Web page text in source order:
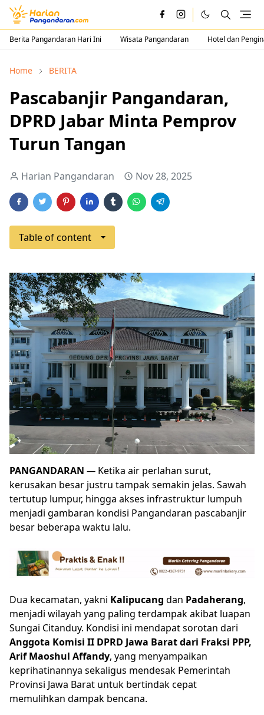
Berita Pangandaran Hari Ini Wisata Pangandaran Hotel dan
Home BERITA
Pascabanjir Pangandaran,
DPRD Jabar Minta Pemprov
Turun Tangan
Harian Pangandaran Nov 28, 2025
Table of content
PANGANDARAN — Ketika air perlahan surut,
kerusakan besar justru tampak semakin jelas. Sawah
tertutup lumpur, hingga akses infrastruktur lumpuh
menjadi gambaran kondisi Pangandaran pascabanjir
besar beberapa waktu lalu.
Dua kecamatan, yakni Kalipucang dan Padaherang,
menjadi wilayah yang paling terdampak akibat luapan
Sungai Citanduy. Kondisi ini mendapat sorotan dari
Anggota Komisi II DPRD Jawa Barat dari Fraksi PPP,
Arif Maoshul Affandy, yang menyampaikan
keprihatinannya sekaligus mendesak Pemerintah
Provinsi Jawa Barat untuk bertindak cepat
memulihkan dampak bencana.